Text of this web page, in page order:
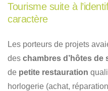
Tourisme suite à
caractère
Les porteurs de projets
des chambres d’hôtes de
de petite restauration
horlogerie (achat,